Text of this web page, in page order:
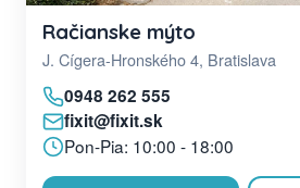
Račianske mýto
J. Cígera-Hronského 4, Bratislava
0948 262 555
fixit@fixit.sk
Pon-Pia: 10:00 - 18:00